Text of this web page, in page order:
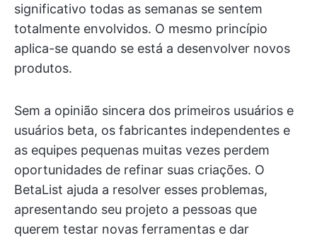
significativo todas as semanas se sentem
totalmente envolvidos. O mesmo princípio
aplica-se quando se está a desenvolver novos
produtos.
Sem a opinião sincera dos primeiros usuários e
usuários beta, os fabricantes independentes e
as equipes pequenas muitas vezes perdem
oportunidades de refinar suas criações. O
BetaList ajuda a resolver esses problemas,
apresentando seu projeto a pessoas que
querem testar novas ferramentas e dar